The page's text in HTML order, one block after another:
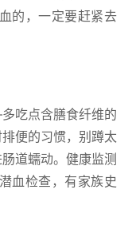
的，一定要赶紧去
吃点含膳食纤维的
便的习惯，别蹲太
道蠕动。健康监测
血检查，有家族史